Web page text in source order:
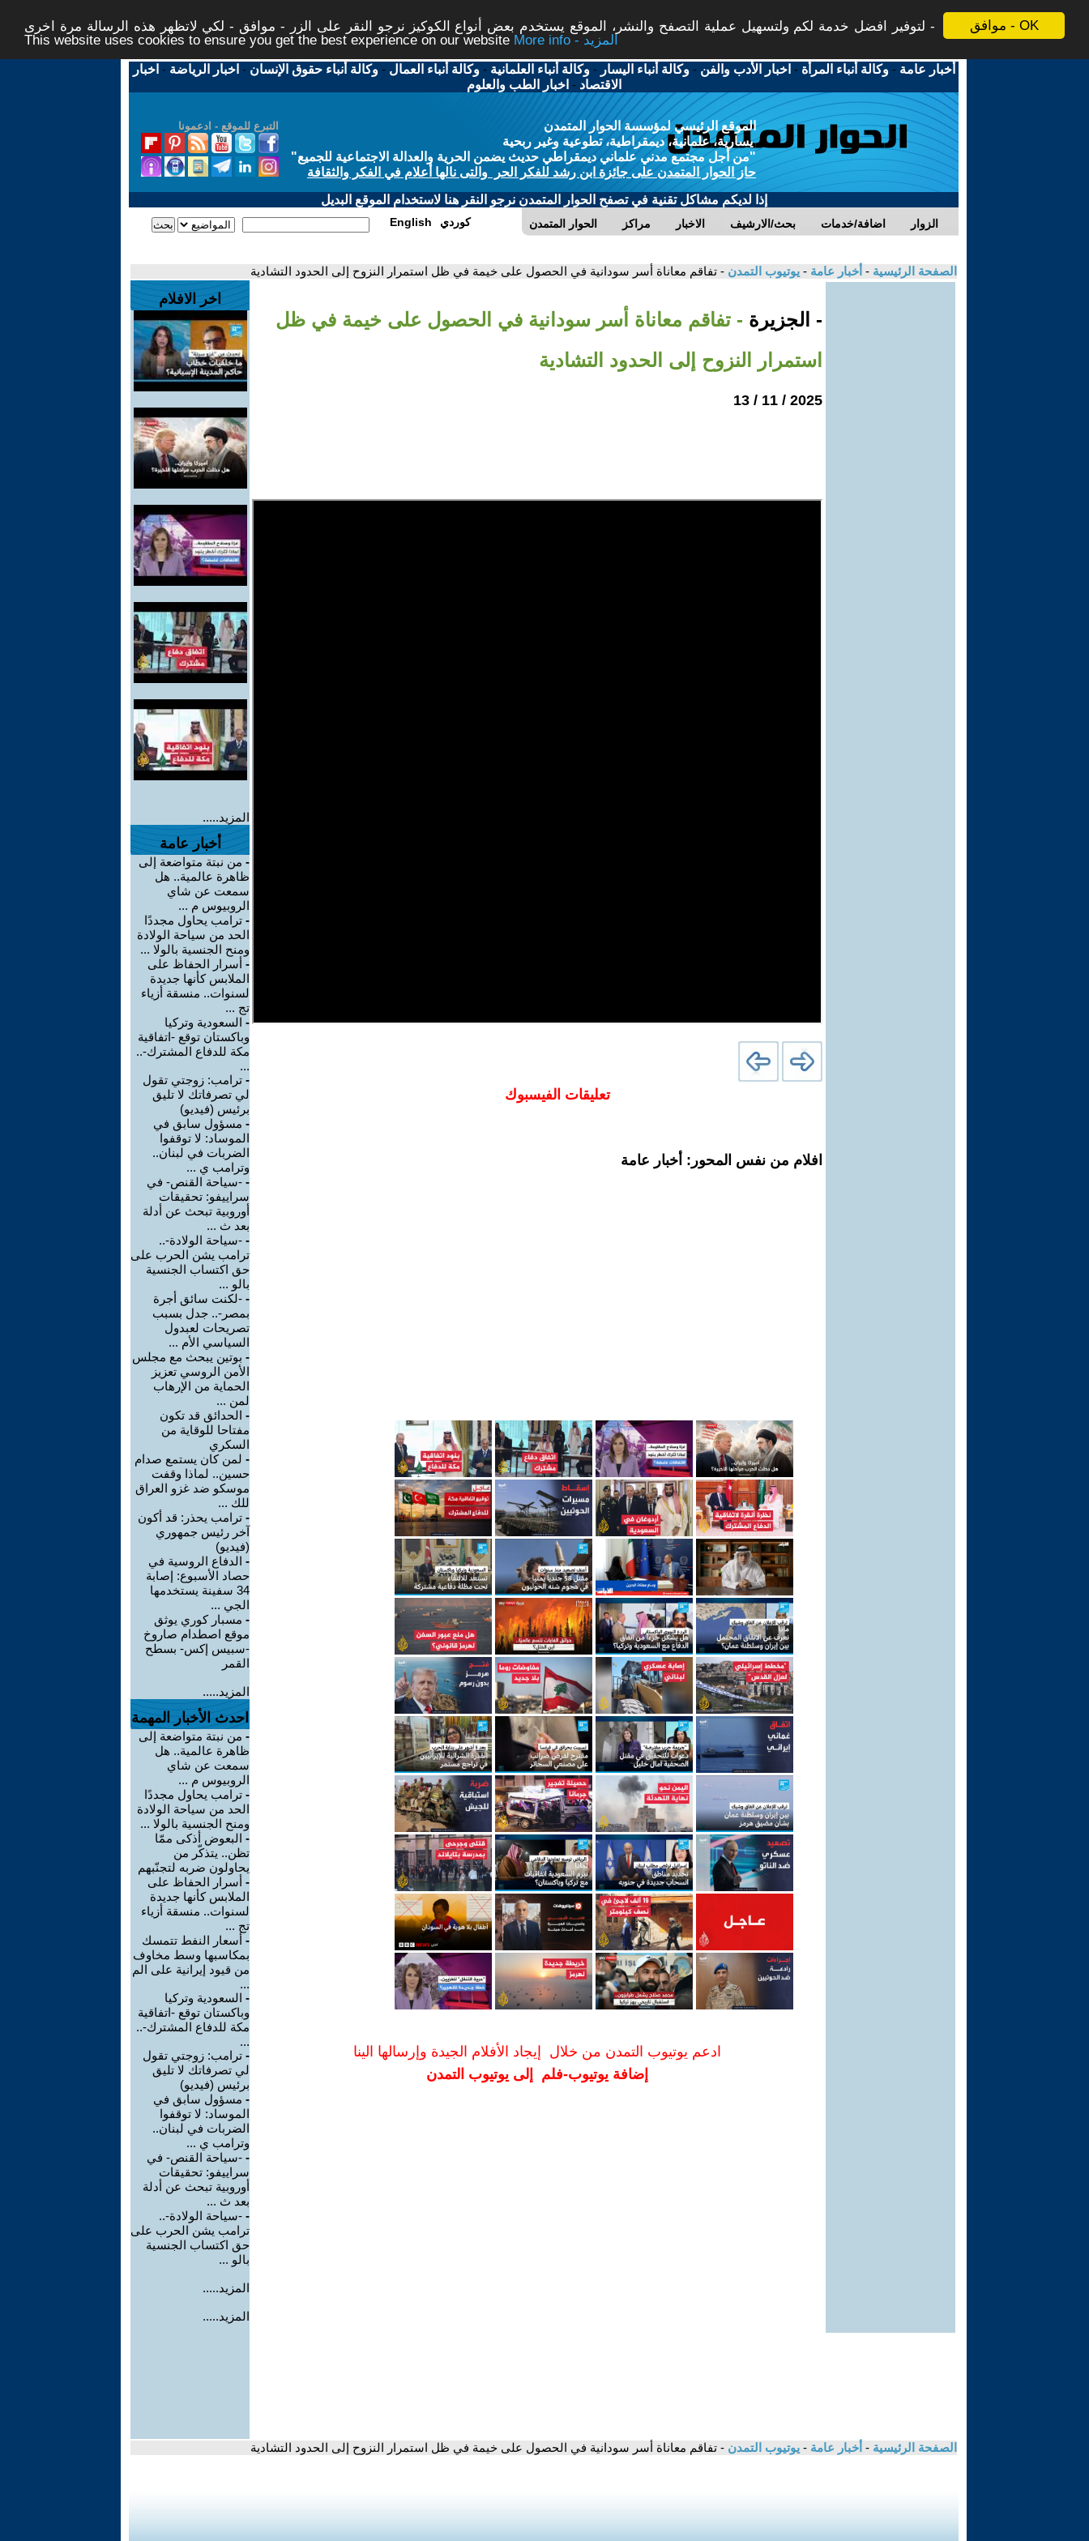
موافق - OK
لتوفير افضل خدمة لكم ولتسهيل عملية التصفح والنشر، الموقع يستخدم بعض أنواع الكوكيز نرجو النقر على الزر - موافق - لكي لاتظهر هذه الرسالة مرة اخرى -
This website uses cookies to ensure you get the best experience on our website
More info - المزيد
أخبار عامة -وكالة أنباء المرأة - اخبار الأدب والفن -وكالة أنباء اليسار -وكالة أنباء العلمانية -وكالة أنباء العمال -وكالة أنباء حقوق الإنسان - اخبار الرياضة - اخبار
الاقتصاد - اخبار الطب والعلوم
التبرع للموقع - ادعمونا
الموقع الرئيسي لمؤسسة الحوار المتمدن
يسارية، علمانية، ديمقراطية، تطوعية وغير ربحية
"من أجل مجتمع مدني علماني ديمقراطي حديث يضمن الحرية والعدالة الاجتماعية للجميع"
حاز الحوار المتمدن على جائزة ابن رشد للفكر الحر والتى نالها أعلام في الفكر والثقافة
إذا لديكم مشاكل تقنية في تصفح الحوار المتمدن نرجو النقر هنا لاستخدام الموقع البديل
الحوار المتمدن مراكز الاخبار بحث/الارشيف اضافة/خدمات الزوار English كوردي
الصفحة الرئيسية - أخبار عامة - يوتيوب التمدن - تفاقم معاناة أسر سودانية في الحصول على خيمة في ظل استمرار النزوح إلى الحدود التشادية
- الجزيرة - تفاقم معاناة أسر سودانية في الحصول على خيمة في ظل
استمرار النزوح إلى الحدود التشادية
2025 / 11 / 13
تعليقات الفيسبوك
افلام من نفس المحور: أخبار عامة
ادعم يوتيوب التمدن من خلال إيجاد الأفلام الجيدة وإرسالها الينا
إضافة يوتيوب-فلم إلى يوتيوب التمدن
اخر الافلام
المزيد.....
أخبار عامة
- من نبتة متواضعة إلى
ظاهرة عالمية.. هل
سمعت عن شاي
الروبيوس م ...
- ترامب يحاول مجددًا
الحد من سياحة الولادة
ومنح الجنسية بالولا ...
- أسرار الحفاظ على
الملابس كأنها جديدة
لسنوات.. منسقة أزياء
تج ...
- السعودية وتركيا
وباكستان توقع -اتفاقية
مكة للدفاع المشترك-..
...
- ترامب: زوجتي تقول
لي تصرفاتك لا تليق
برئيس (فيديو)
- مسؤول سابق في
الموساد: لا توقفوا
الضربات في لبنان..
وترامب ي ...
- -سياحة القنص- في
سراييفو: تحقيقات
أوروبية تبحث عن أدلة
بعد ث ...
- -سياحة الولادة-..
ترامب يشن الحرب على
حق اكتساب الجنسية
بالو ...
- -لكنت سائق أجرة
بمصر-.. جدل بسبب
تصريحات لعبدول
السياسي الأم ...
- بوتين يبحث مع مجلس
الأمن الروسي تعزيز
الحماية من الإرهاب
لمن ...
- الحدائق قد تكون
مفتاحا للوقاية من
السكري
- لمن كان يستمع صدام
حسين.. لماذا وقفت
موسكو ضد غزو العراق
للك ...
- ترامب يحذر: قد أكون
آخر رئيس جمهوري
(فيديو)
- الدفاع الروسية في
حصاد الأسبوع: إصابة
34 سفينة يستخدمها
الجي ...
- مسبار كوري يوثق
موقع اصطدام صاروخ
-سبيس إكس- بسطح
القمر
المزيد.....
احدث الأخبار المهمة
- من نبتة متواضعة إلى
ظاهرة عالمية.. هل
سمعت عن شاي
الروبيوس م ...
- ترامب يحاول مجددًا
الحد من سياحة الولادة
ومنح الجنسية بالولا ...
- البعوض أذكى ممّا
تظن.. يتذكّر من
يحاولون ضربه لتجنّبهم
- أسرار الحفاظ على
الملابس كأنها جديدة
لسنوات.. منسقة أزياء
تج ...
- أسعار النفط تتمسك
بمكاسبها وسط مخاوف
من قيود إيرانية على الم
...
- السعودية وتركيا
وباكستان توقع -اتفاقية
مكة للدفاع المشترك-..
...
- ترامب: زوجتي تقول
لي تصرفاتك لا تليق
برئيس (فيديو)
- مسؤول سابق في
الموساد: لا توقفوا
الضربات في لبنان..
وترامب ي ...
- -سياحة القنص- في
سراييفو: تحقيقات
أوروبية تبحث عن أدلة
بعد ث ...
- -سياحة الولادة-..
ترامب يشن الحرب على
حق اكتساب الجنسية
بالو ...
المزيد.....
المزيد.....
الصفحة الرئيسية - أخبار عامة - يوتيوب التمدن - تفاقم معاناة أسر سودانية في الحصول على خيمة في ظل استمرار النزوح إلى الحدود التشادية